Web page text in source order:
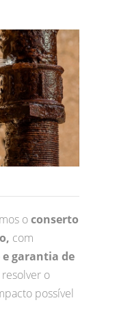
oconserto
com
garantia de
o
possível